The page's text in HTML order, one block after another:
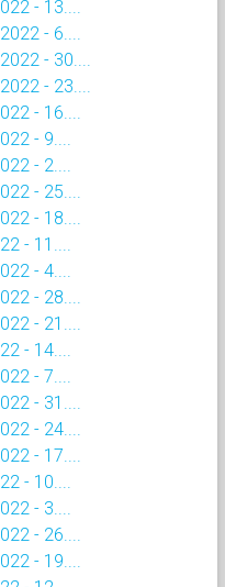
- 13....
- 6....
- 30....
- 23....
- 16....
- 9....
- 2....
- 25....
- 18....
- 11....
- 4....
- 28....
- 21....
- 14....
- 7....
- 31....
- 24....
- 17....
- 10....
- 3....
- 26....
- 19....